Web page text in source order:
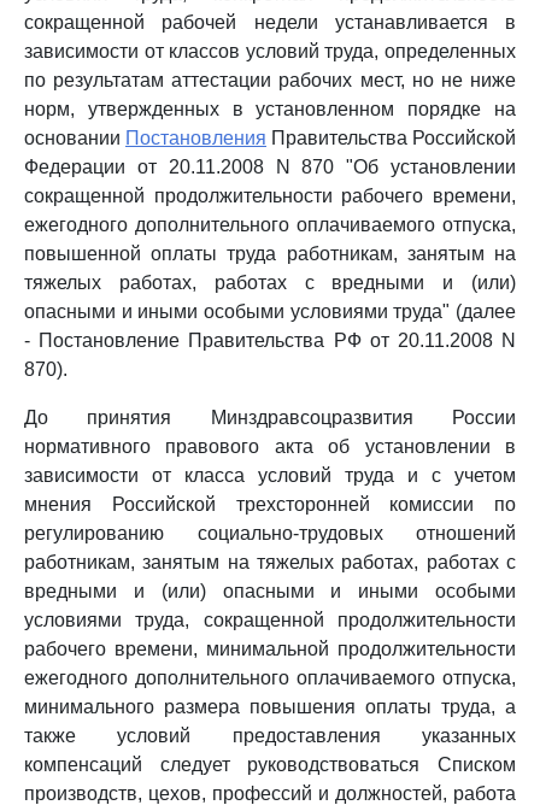
сокращенной рабочей недели устанавливается в
зависимости от классов условий труда, определенных
по результатам аттестации рабочих мест, но не ниже
норм, утвержденных в установленном порядке на
основании Постановления Правительства Российской
Федерации от 20.11.2008 N 870 "Об установлении
сокращенной продолжительности рабочего времени,
ежегодного дополнительного оплачиваемого отпуска,
повышенной оплаты труда работникам, занятым на
тяжелых работах, работах с вредными и (или)
опасными и иными особыми условиями труда" (далее
- Постановление Правительства РФ от 20.11.2008 N
870).
До принятия Минздравсоцразвития России
нормативного правового акта об установлении в
зависимости от класса условий труда и с учетом
мнения Российской трехсторонней комиссии по
регулированию социально-трудовых отношений
работникам, занятым на тяжелых работах, работах с
вредными и (или) опасными и иными особыми
условиями труда, сокращенной продолжительности
рабочего времени, минимальной продолжительности
ежегодного дополнительного оплачиваемого отпуска,
минимального размера повышения оплаты труда, а
также условий предоставления указанных
компенсаций следует руководствоваться Списком
производств, цехов, профессий и должностей, работа